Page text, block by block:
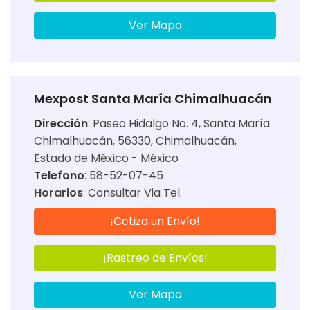
Ver Mapa
Mexpost Santa María Chimalhuacán
Dirección: Paseo Hidalgo No. 4, Santa María
Chimalhuacán, 56330, Chimalhuacán,
Estado de México - México
Telefono: 58-52-07-45
Horarios: Consultar Via Tel.
¡Cotiza un Envío!
¡Rastreo de Envíos!
Ver Mapa